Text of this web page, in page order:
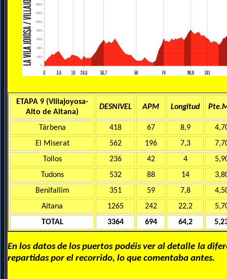
ETAPA 9 (Villajoyosa-
Alto de Aitana)
DESNIVEL APM Longitud
Tárbena 418 67 8,9
El Miserat
562 196 7,3
Tollos
236 42 4
Tudons
532 88 14
Benifallim
351 59 7,8
Aitana
1265 242 22,2
TOTAL
3364 694 64,2
En los datos de los puertos podéis ver al detalle la
repartidas por el recorrido, lo que comentaba antes.